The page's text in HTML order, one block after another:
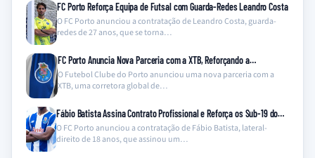
FC Porto Reforça Equipa de Futsal com Guarda-Redes Leandro Costa
O FC Porto anunciou a contratação de Leandro Costa, guarda-
redes de 27 anos, que se torna…
FC Porto Anuncia Nova Parceria com a XTB, Reforçando a…
O Futebol Clube do Porto anunciou uma nova parceria com a
XTB, uma corretora global de…
Fábio Batista Assina Contrato Profissional e Reforça os Sub-19 do…
O FC Porto anunciou a contratação de Fábio Batista, lateral-
direito de 18 anos, que assinou um…